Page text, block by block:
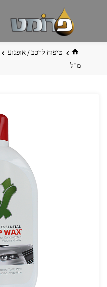
בית טיפוח לרכב / אופנוע
מ”ל